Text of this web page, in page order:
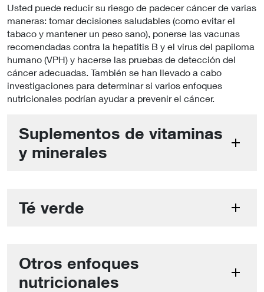
Usted puede reducir su riesgo de padecer cáncer de varias
maneras: tomar decisiones saludables (como evitar el
tabaco y mantener un peso sano), ponerse las vacunas
recomendadas contra la hepatitis B y el virus del papiloma
humano (VPH) y hacerse las pruebas de detección del
cáncer adecuadas. También se han llevado a cabo
investigaciones para determinar si varios enfoques
nutricionales podrían ayudar a prevenir el cáncer.
Suplementos de vitaminas
y minerales
Té verde
Otros enfoques
nutricionales